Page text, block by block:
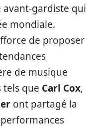
gardiste qui
mondiale.
de proposer
de musique
tels que Carl Cox,
ont partagé la